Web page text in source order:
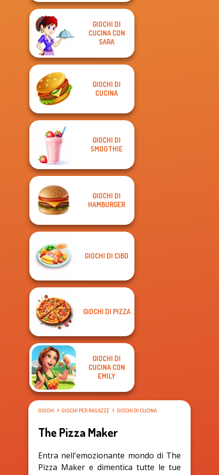
GIOCHI DI
CUCINA CON
SARA
GIOCHI DI
CUCINA
GIOCHI DI
SMOOTHIE
GIOCHI DI
HAMBURGER
GIOCHI DI CIBO
GIOCHI DI PIZZA
GIOCHI DI
CUCINA CON
EMILY
GIOCHI GIOCHI PER RAGAZZE GIOCHI DI CUCINA
The Pizza Maker
Entra nell'emozionante mondo di The
Pizza Maker e dimentica tutte le tue